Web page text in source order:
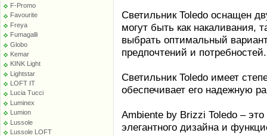
F-Promo
Favourite
Freya
Fumagalli
Globo
Kemar
KINK Light
Lightstar
LOFT IT
Lucia Tucci
Luminex
Lumion
Lussole
Lussole LOFT
Светильник Toledo оснащен
могут быть как накаливания,
выбрать оптимальный
предпочтений и потребностей.
Светильник Toledo имеет
обеспечивает его надежную
Ambiente by Brizzi Toledo – это
элегантного дизайна и